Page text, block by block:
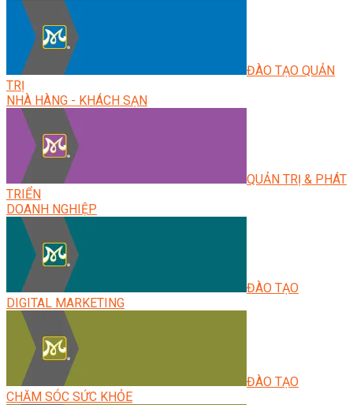
ĐÀO TẠO QUẢN
TRỊ
NHÀ HÀNG - KHÁCH SẠN
QUẢN TRỊ & PHÁT
TRIỂN
DOANH NGHIỆP
ĐÀO TẠO
DIGITAL MARKETING
ĐÀO TẠO
CHĂM SÓC SỨC KHỎE